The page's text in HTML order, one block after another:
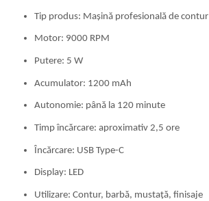
Tip produs: Mașină profesională de contur
Motor: 9000 RPM
Putere: 5 W
Acumulator: 1200 mAh
Autonomie: până la 120 minute
Timp încărcare: aproximativ 2,5 ore
Încărcare: USB Type-C
Display: LED
Utilizare: Contur, barbă, mustață, finisaje